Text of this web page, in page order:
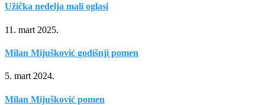
Užička nedelja mali oglasi
11. mart 2025.
Milan Mijušković godišnji pomen
5. mart 2024.
Milan Mijušković pomen